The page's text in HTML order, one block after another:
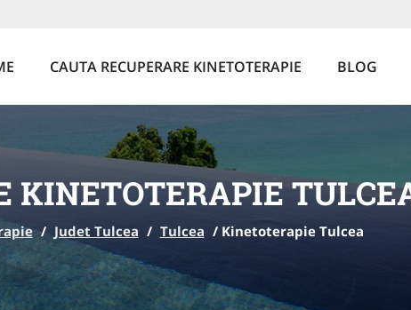
CAUTA RECUPERARE KINETOTERAPIE BLOG
KINETOTERAPIE
/ Judet Tulcea / Tulcea / Kinetoterapie Tulcea